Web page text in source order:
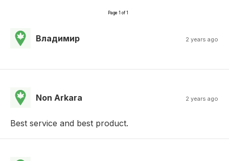
Page 1 of 1
Владимир 2 years ago
Non Arkara 2 years ago
Best service and best product.